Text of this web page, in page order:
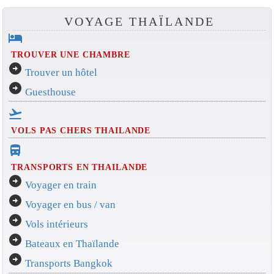
VOYAGE THAÏLANDE
hotel
TROUVER UNE CHAMBRE
arrow_circle_right Trouver un hôtel
arrow_circle_right Guesthouse
flight_takeoff
VOLS PAS CHERS THAILANDE
directions_bus_filled
TRANSPORTS EN THAILANDE
arrow_circle_right Voyager en train
arrow_circle_right Voyager en bus / van
arrow_circle_right Vols intérieurs
arrow_circle_right Bateaux en Thaïlande
arrow_circle_right Transports Bangkok